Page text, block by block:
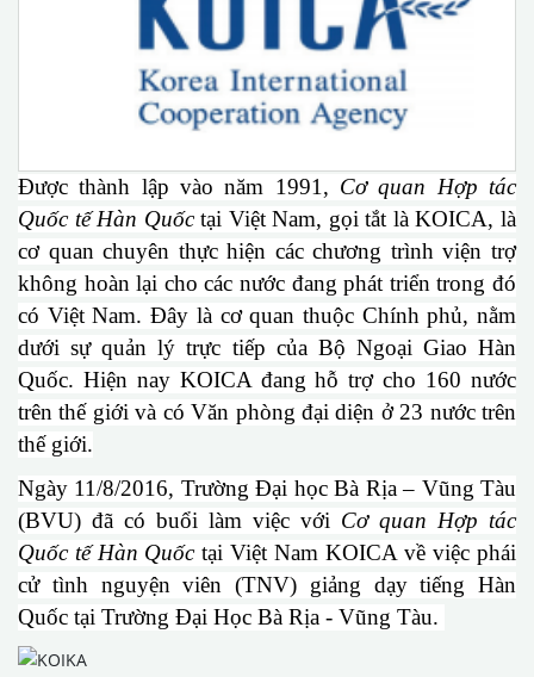
Được thành lập vào năm 1991, Cơ quan Hợp tác
Quốc tế Hàn Quốctại Việt Nam, gọi tắt là KOICA, là
cơ quan chuyên thực hiện các chương trình viện trợ
không hoàn lại cho các nước đang phát triển trong đó
có Việt Nam. Đây là cơ quan thuộc Chính phủ, nằm
dưới sự quản lý trực tiếp của Bộ Ngoại Giao Hàn
Quốc. Hiện nay KOICA đang hỗ trợ cho 160 nước
trên thế giới và có Văn phòng đại diện ở 23 nước trên
thế giới.
Ngày 11/8/2016, Trường Đại học Bà Rịa – Vũng Tàu
(BVU) đã có buổi làm việc với Cơ quan Hợp tác
Quốc tế Hàn Quốctại Việt Nam KOICA về việc phái
cử tình nguyện viên (TNV) giảng dạy tiếng Hàn
Quốc tại Trường Đại Học Bà Rịa - Vũng Tàu.